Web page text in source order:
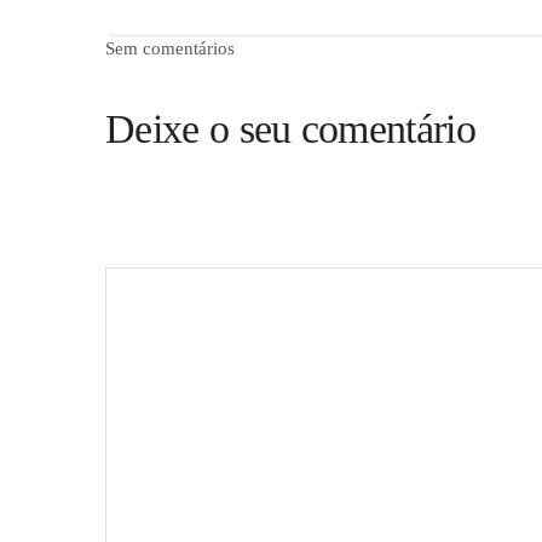
Sem comentários
Deixe o seu comentário